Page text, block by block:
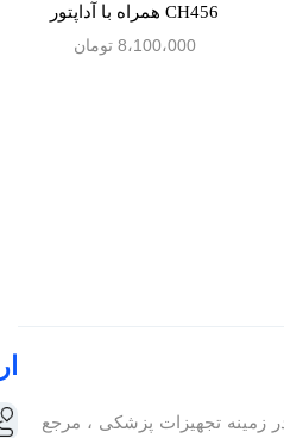
CH456 همراه با آداپتور
8،100،000 تومان
زمینه تجهیزات پزشکی ، مرجع